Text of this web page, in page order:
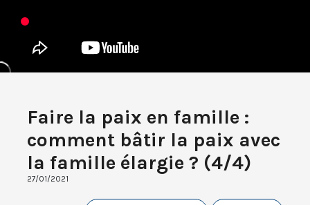
Faire la paix en famille :
comment bâtir la paix avec
la famille élargie ? (4/4)
27/01/2021